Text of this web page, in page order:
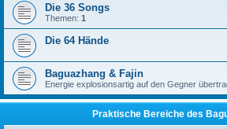
Die 36 Songs
Themen: 1
Die 64 Hände
Baguazhang & Fajin
Energie explosionsartig auf den Gegner
Praktische Bereiche des